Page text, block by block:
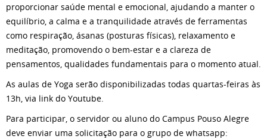
proporcionar saúde mental e emocional, ajudando a manter o
equilíbrio, a calma e a tranquilidade através de ferramentas
como respiração, ásanas (posturas físicas), relaxamento e
meditação, promovendo o bem-estar e a clareza de
pensamentos, qualidades fundamentais para o momento atual.
As aulas de Yoga serão disponibilizadas todas quartas-feiras às
13h, via link do Youtube.
Para participar, o servidor ou aluno do Campus Pouso Alegre
deve enviar uma solicitação para o grupo de whatsapp: